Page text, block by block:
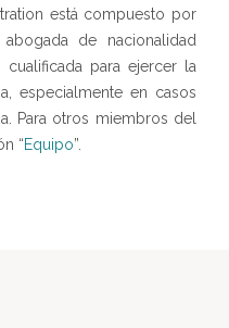
está compuesto por
de nacionalidad
cualificada para ejercer la
especialmente en casos
Para otros miembros del
“Equipo”.